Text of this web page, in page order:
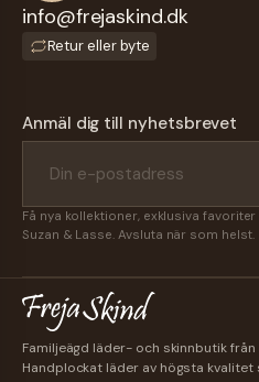
info@frejaskind.dk
Retur eller byte
Anmäl dig till nyhetsbrevet
Få nya kollektioner, exklusiva
Suzan & Lasse. Avsluta när som helst.
Familjeägd läder- och skinnbutik från
Handplockat läder av högsta kvalitet
i
fra Montana